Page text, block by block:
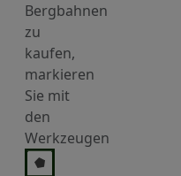
Bergbahnen
zu
kaufen,
markieren
Sie mit
den
Werkzeugen